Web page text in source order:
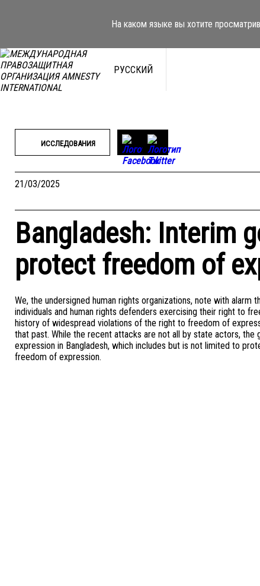
На каком языке вы хотите
РУССКИЙ
ИССЛЕДОВАНИЯ
21/03/2025
Bangladesh: Interim
protect freedom of
We, the undersigned human rights organizations, note with
individuals and human rights defenders exercising their right to
history of widespread violations of the right to freedom of
that past. While the recent attacks are not all by state actors,
expression in Bangladesh, which includes but is not limited to
freedom of expression.